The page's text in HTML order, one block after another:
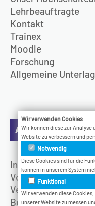
Lehrbeauftragte
Kontakt
Trainex
Moodle
Forschung
Allgemeine
Aktuelles
Infotage
Vodcast
Veranstaltungen
Bethel.Jetzt
Wir verwenden Cookies
Wir können diese zur
Website zu verbessern und
Notwendig
Diese Cookies sind für die
können in unserem System
Funktional
Wir verwenden diese
unserer Website zu messen